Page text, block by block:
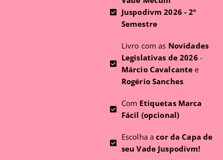
Juspodivm 2026 - 2º
Semestre
Livro com as Novidades
Legislativas de 2026 -
Márcio Cavalcante e
Rogério Sanches
Com Etiquetas Marca
Fácil (opcional)
Escolha acor da Capa de
seu Vade Juspodivm!